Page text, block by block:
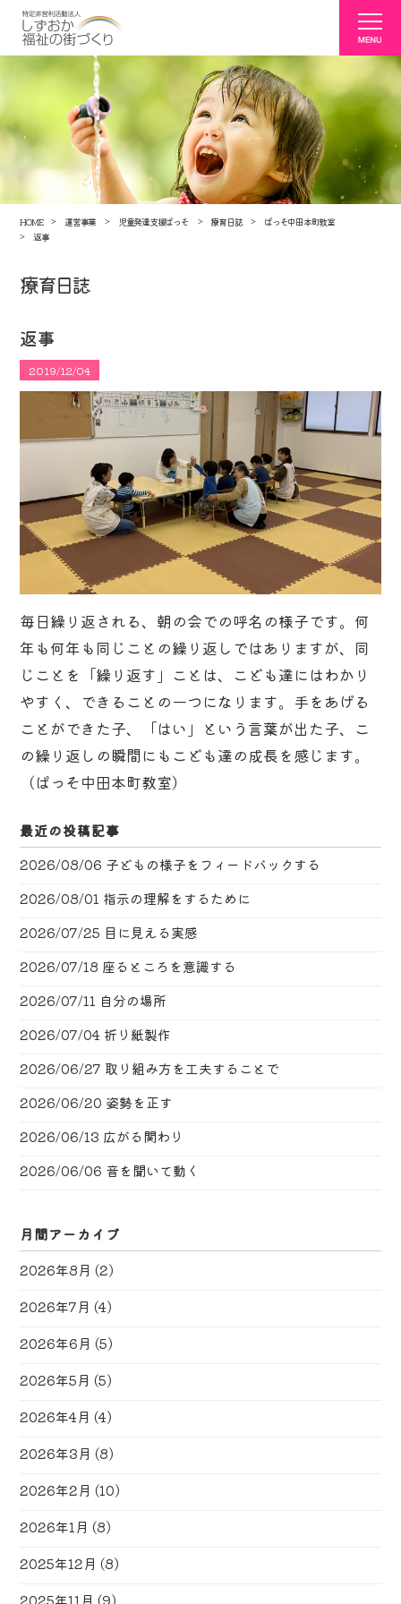
HOME 運営事業 児童発達支援ぱっそ 療育日誌
ぱっそ中田本町教室
返事
療育日誌
返事
2019/12/04
毎日繰り返される、朝の会での呼名の様子です。何
年も何年も同じことの繰り返しではありますが、同
じことを「繰り返す」ことは、こども達にはわかり
やすく、できることの一つになります。手をあげる
ことができた子、「はい」という言葉が出た子、こ
の繰り返しの瞬間にもこども達の成長を感じます。
（ぱっそ中田本町教室）
最近の投稿記事
2026/08/06 子どもの様子をフィードバックする
2026/08/01 指示の理解をするために
2026/07/25 目に見える実感
2026/07/18 座るところを意識する
2026/07/11 自分の場所
2026/07/04 折り紙製作
2026/06/27 取り組み方を工夫することで
2026/06/20 姿勢を正す
2026/06/13 広がる関わり
2026/06/06 音を聞いて動く
月間アーカイブ
2026年8月 (2)
2026年7月 (4)
2026年6月 (5)
2026年5月 (5)
2026年4月 (4)
2026年3月 (8)
2026年2月 (10)
2026年1月 (8)
2025年12月 (8)
2025年11月 (9)